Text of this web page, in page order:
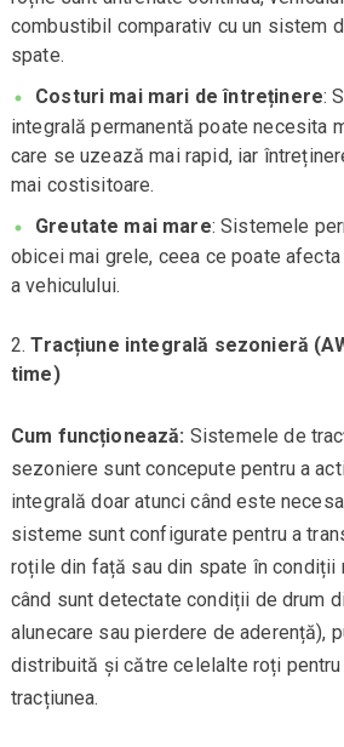
combustibil comparativ cu un sistem
spate.
Costuri mai mari de întreținere:
integrală permanentă poate necesita
care se uzează mai rapid, iar
mai costisitoare.
Greutate mai mare: Sistemele
obicei mai grele, ceea ce poate
a vehiculului.
Tracțiune integrală sezonieră
time)
Cum funcționează: Sistemele de
sezoniere sunt concepute pentru a
integrală doar atunci când este
sisteme sunt configurate pentru a
roțile din față sau din spate în condiții
când sunt detectate condiții de drum
alunecare sau pierdere de aderență),
distribuită și către celelalte roți
tracțiunea.